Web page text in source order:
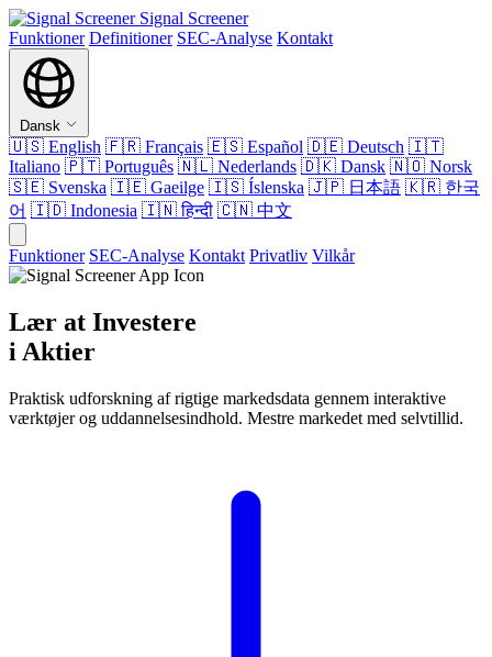
Signal Screener
Funktioner Definitioner SEC-Analyse Kontakt
Dansk
🇺🇸 English 🇫🇷 Français 🇪🇸 Español 🇩🇪 Deutsch 🇮🇹
Italiano 🇵🇹 Português 🇳🇱 Nederlands 🇩🇰 Dansk 🇳🇴 Norsk
🇸🇪 Svenska 🇮🇪 Gaeilge 🇮🇸 Íslenska 🇯🇵 日本語 🇰🇷 한국
어 🇮🇩 Indonesia 🇮🇳हिन्दी 🇨🇳 中文
Funktioner SEC-Analyse Kontakt Privatliv Vilkår
Lær at Investere
i Aktier
Praktisk udforskning af rigtige markedsdata gennem interaktive
værktøjer og uddannelsesindhold. Mestre markedet med selvtillid.